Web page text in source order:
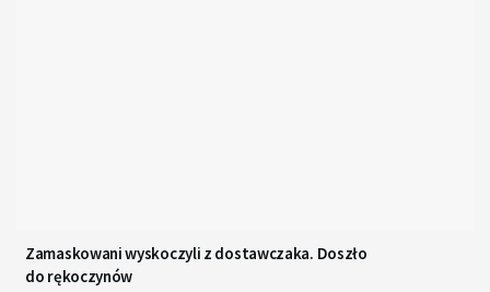
Zamaskowani wyskoczyli z dostawczaka. Doszło
do rękoczynów